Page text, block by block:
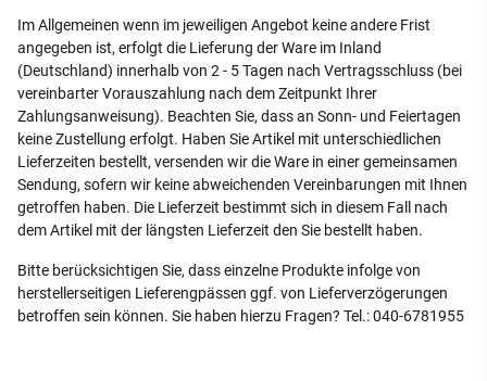
Im Allgemeinen wenn im jeweiligen Angebot keine andere Frist
angegeben ist, erfolgt die Lieferung der Ware im Inland
(Deutschland) innerhalb von 2 - 5 Tagen nach Vertragsschluss (bei
vereinbarter Vorauszahlung nach dem Zeitpunkt Ihrer
Zahlungsanweisung). Beachten Sie, dass an Sonn- und Feiertagen
keine Zustellung erfolgt. Haben Sie Artikel mit unterschiedlichen
Lieferzeiten bestellt, versenden wir die Ware in einer gemeinsamen
Sendung, sofern wir keine abweichenden Vereinbarungen mit Ihnen
getroffen haben. Die Lieferzeit bestimmt sich in diesem Fall nach
dem Artikel mit der längsten Lieferzeit den Sie bestellt haben.
Bitte berücksichtigen Sie, dass einzelne Produkte infolge von
herstellerseitigen Lieferengpässen ggf. von Lieferverzögerungen
betroffen sein können. Sie haben hierzu Fragen? Tel.: 040-6781955